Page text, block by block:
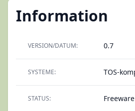
Information
VERSION/DATUM: 0.7
SYSTEME: TOS-
STATUS: Freeware